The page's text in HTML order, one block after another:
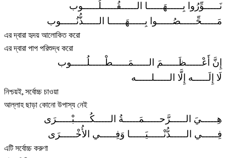
نَـــــوِّرُوا بِـــــهَـــــا الـــــقُـــــلُـــــوب
مَـــــحِّـــــصُـــــوا بِـــــهَـــــا الـــــذُّنُـــــوب
এর দ্বারা হৃদয় আলোকিত করো
এর দ্বারা পাপ পরিশুদ্ধ করো
إِنَّ أَعْـــــظَـــــمَ الـــــمَـــــطْـــــلُـــــوب
لَا إِلَـــــه إِلَّا الـــــلـــــه
নিশ্চয়ই, সর্বোচ্চ চাওয়া
আল্লাহ ছাড়া কোনো উপাস্য নেই
هِـــــيَ الـــــرَّحـــــمَـــــةُ الـــــكُـــــبْـــــرَى
فِـــــي الـــــدُّنْـــــيَـــــا وَفِـــــي الأُخْـــــرَى
এটি সর্বোচ্চ করুণা